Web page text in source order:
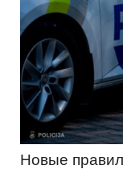
Новые